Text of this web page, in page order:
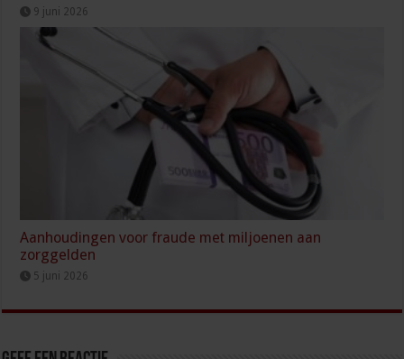
9 juni 2026
Aanhoudingen voor fraude met miljoenen aan
zorggelden
5 juni 2026